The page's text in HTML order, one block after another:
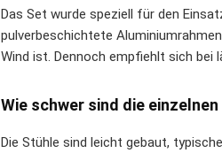
Das Set wurde speziell für den
pulverbeschichtete
Wind ist. Dennoch empfiehlt sich bei
Wie schwer sind die
Die Stühle sind leicht gebaut,